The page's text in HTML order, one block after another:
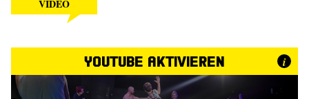
VIDEO
YouTube aktivieren i